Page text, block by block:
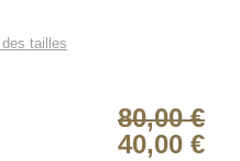
tailles
80,00 €
40,00 €